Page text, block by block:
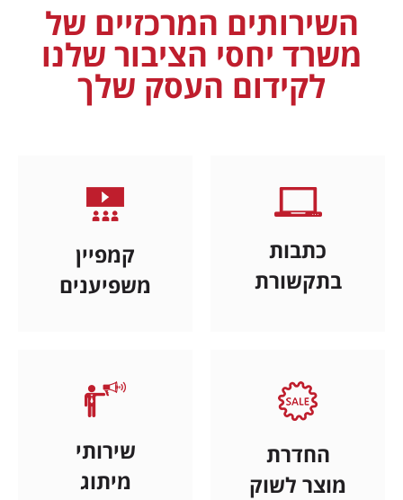
השירותים המרכזיים של
משרד יחסי הציבור שלנו
לקידום העסק שלך
כתבות
בתקשורת
קמפיין
משפיענים
החדרת
מוצר לשוק
שירותי
מיתוג